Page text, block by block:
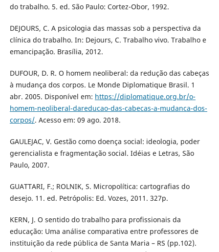
do trabalho. 5. ed. São Paulo: Cortez-Obor, 1992.
DEJOURS, C. A psicologia das massas sob a perspectiva da
clínica do trabalho. In: Dejours, C. Trabalho vivo. Trabalho e
emancipação. Brasília, 2012.
DUFOUR, D. R. O homem neoliberal: da redução das cabeças
à mudança dos corpos. Le Monde Diplomatique Brasil. 1
abr. 2005. Disponível em: https://diplomatique.org.br/o-
homem-neoliberal-dareducao-das-cabecas-a-mudanca-dos-
corpos/. Acesso em: 09 ago. 2018.
GAULEJAC, V. Gestão como doença social: ideologia, poder
gerencialista e fragmentação social. Idéias e Letras, São
Paulo, 2007.
GUATTARI, F.; ROLNIK, S. Micropolítica: cartografias do
desejo. 11. ed. Petrópolis: Ed. Vozes, 2011. 327p.
KERN, J. O sentido do trabalho para profissionais da
educação: Uma análise comparativa entre professores de
instituição da rede pública de Santa Maria – RS (pp.102).